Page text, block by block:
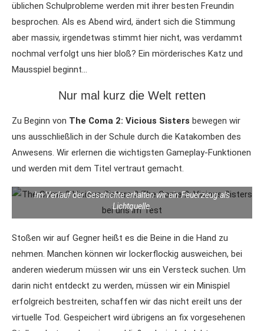
üblichen Schulprobleme werden mit ihrer besten Freundin
besprochen. Als es Abend wird, ändert sich die Stimmung
aber massiv, irgendetwas stimmt hier nicht, was verdammt
nochmal verfolgt uns hier bloß? Ein mörderisches Katz und
Mausspiel beginnt…
Nur mal kurz die Welt retten
Zu Beginn von The Coma 2: Vicious Sisters bewegen wir
uns ausschließlich in der Schule durch die Katakomben des
Anwesens. Wir erlernen die wichtigsten Gameplay-Funktionen
und werden mit dem Titel vertraut gemacht.
Im Verlauf der Geschichte erhalten wir ein Feuerzeug als
Lichtquelle.
Stoßen wir auf Gegner heißt es die Beine in die Hand zu
nehmen. Manchen können wir lockerflockig ausweichen, bei
anderen wiederum müssen wir uns ein Versteck suchen. Um
darin nicht entdeckt zu werden, müssen wir ein Minispiel
erfolgreich bestreiten, schaffen wir das nicht ereilt uns der
virtuelle Tod. Gespeichert wird übrigens an fix vorgesehenen